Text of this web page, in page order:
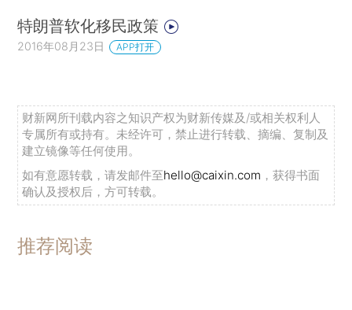
特朗普软化移民政策
2016年08月23日 APP打开
财新网所刊载内容之知识产权为财新传媒及/或相关权利人
专属所有或持有。未经许可，禁止进行转载、摘编、复制及
建立镜像等任何使用。
如有意愿转载，请发邮件至hello@caixin.com ，获得书面
确认及授权后，方可转载。
推荐阅读